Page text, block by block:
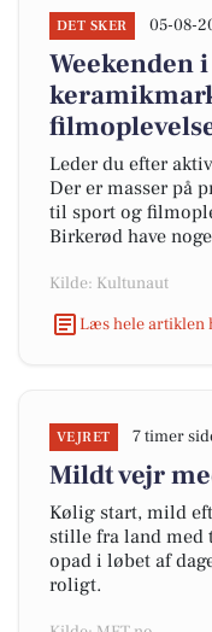
DET SKER 05-08-
Weekenden
Leder du efter
Der er masser på
til sport og
Birkerød have
Kilde: Kultunaut
Læs hele artiklen
VEJRET 7 timer
Mildt vejr
Kølig start, mild
stille fra land med
opad i løbet af
roligt.